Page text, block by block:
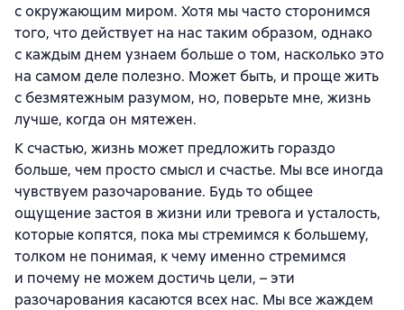
с окружающим миром. Хотя мы часто сторонимся
того, что действует на нас таким образом, однако
с каждым днем узнаем больше о том, насколько это
на самом деле полезно. Может быть, и проще жить
с безмятежным разумом, но, поверьте мне, жизнь
лучше, когда он мятежен.
К счастью, жизнь может предложить гораздо
больше, чем просто смысл и счастье. Мы все иногда
чувствуем разочарование. Будь то общее
ощущение застоя в жизни или тревога и усталость,
которые копятся, пока мы стремимся к большему,
толком не понимая, к чему именно стремимся
и почему не можем достичь цели, – эти
разочарования касаются всех нас. Мы все жаждем